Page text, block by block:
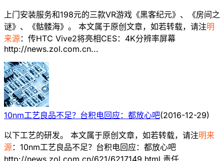
上门安装服务和198元的三款VR游戏《黑客纪元》、《房间之
谜》、《骷髅海》。 本文属于原创文章，如若转载，请注明
来源：传HTC Vive2将亮相CES：4K分辨率屏幕
http://news.zol.com.cn...
10nm工艺良品不足？台积电回应：都放心吧(2016-12-29)
以下工艺的研发。 本文属于原创文章，如若转载，请注明来
源：10nm工艺良品不足？台积电回应：都放心吧
http://news.zol.com.cn/621/6217149.html 责任...